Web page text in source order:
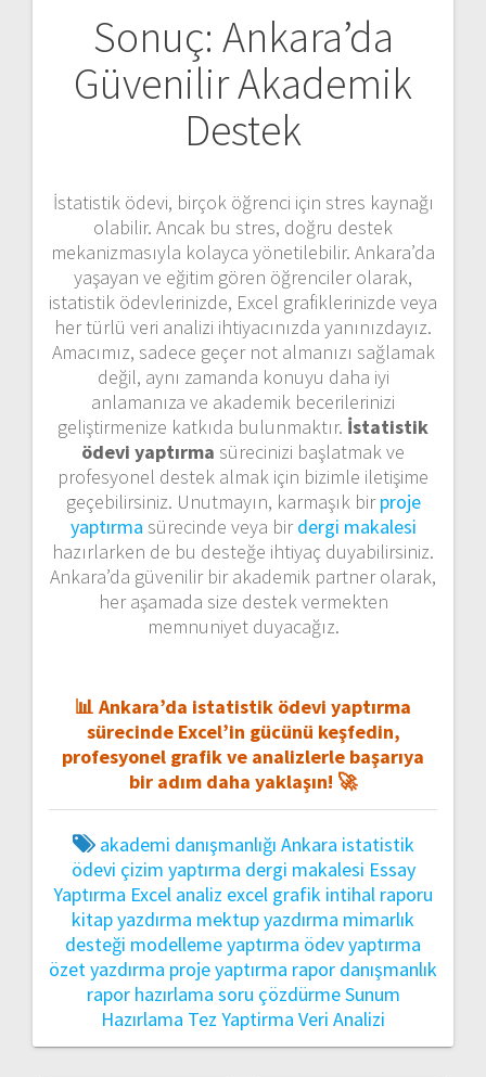
Sonuç: Ankara’da
Güvenilir Akademik
Destek
İstatistik ödevi, birçok öğrenci için stres kaynağı
olabilir. Ancak bu stres, doğru destek
mekanizmasıyla kolayca yönetilebilir. Ankara’da
yaşayan ve eğitim gören öğrenciler olarak,
istatistik ödevlerinizde, Excel grafiklerinizde veya
her türlü veri analizi ihtiyacınızda yanınızdayız.
Amacımız, sadece geçer not almanızı sağlamak
değil, aynı zamanda konuyu daha iyi
anlamanıza ve akademik becerilerinizi
geliştirmenize katkıda bulunmaktır. İstatistik
ödevi yaptırma sürecinizi başlatmak ve
profesyonel destek almak için bizimle iletişime
geçebilirsiniz. Unutmayın, karmaşık birproje
yaptırma sürecinde veya birdergi makalesi
hazırlarken de bu desteğe ihtiyaç duyabilirsiniz.
Ankara’da güvenilir bir akademik partner olarak,
her aşamada size destek vermekten
memnuniyet duyacağız.
📊 Ankara’da istatistik ödevi yaptırma
sürecinde Excel’in gücünü keşfedin,
profesyonel grafik ve analizlerle başarıya
bir adım daha yaklaşın! 🚀
akademi danışmanlığı Ankara istatistik
ödevi çizim yaptırma dergi makalesi Essay
Yaptırma Excel analiz excel grafik intihal raporu
kitap yazdırma mektup yazdırma mimarlık
desteği modelleme yaptırma ödev yaptırma
özet yazdırma proje yaptırma rapor danışmanlık
rapor hazırlama soru çözdürmeSunum
Hazırlama Tez Yaptirma Veri Analizi